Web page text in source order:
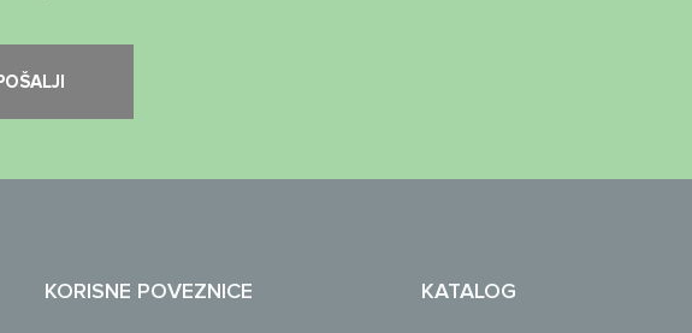
KORISNE POVEZNICE
KATALOG